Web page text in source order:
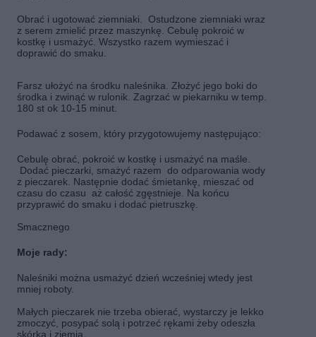
Obrać i ugotować ziemniaki.
Ostudzone ziemniaki wraz
z serem zmielić przez maszynkę. Cebulę pokroić w
kostkę i usmażyć. Wszystko razem wymieszać i
doprawić do smaku.
Farsz ułożyć na środku naleśnika. Złożyć jego boki do
środka i zwinąć w rulonik. Zagrzać w piekarniku w temp.
180 st ok 10-15 minut.
Podawać z sosem, który przygotowujemy następująco:
Cebulę obrać, pokroić w kostkę i usmażyć na maśle.
Dodać pieczarki, smażyć razem do odparowania wody
z pieczarek. Następnie dodać śmietankę, mieszać od
czasu do czasu
aż całość zgęstnieje. Na końcu
przyprawić do smaku i dodać pietruszkę.
Smacznego
Moje rady:
Naleśniki można usmażyć dzień wcześniej wtedy jest
mniej roboty.
Małych pieczarek nie trzeba obierać, wystarczy je lekko
zmoczyć, posypać solą i potrzeć rękami żeby odeszła
skórka i ziemia.